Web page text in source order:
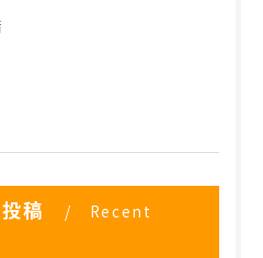
稿
Recent